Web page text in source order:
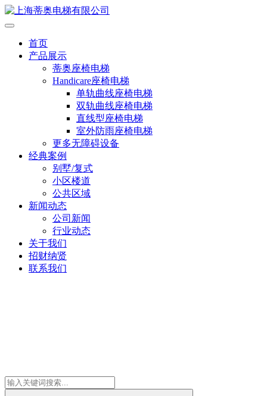
首页
产品展示
蒂奥座椅电梯
Handicare座椅电梯
单轨曲线座椅电梯
双轨曲线座椅电梯
直线型座椅电梯
室外防雨座椅电梯
更多无障碍设备
经典案例
别墅/复式
小区楼道
公共区域
新闻动态
公司新闻
行业动态
关于我们
招财纳贤
联系我们